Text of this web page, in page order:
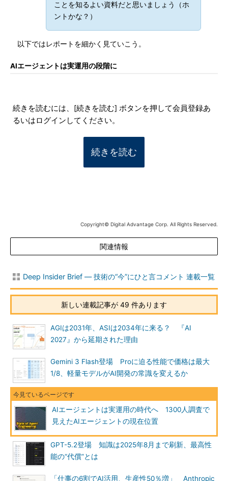
ことを知るよい資料だと思いましょう（ホ
ントかな？）
以下ではレポートを細かく見ていこう。
AIエージェントは実運用の段階に
続きを読むには、[続きを読む] ボタンを押して会員登録あ
るいはログインしてください。
続きを読む
Copyright© Digital Advantage Corp. All Rights Reserved.
関連情報
Deep Insider Brief ― 技術の“今”にひと言コメント 連載一覧
新しい連載記事が 49 件あります
AGIは2031年、ASIは2034年に来る？ 『AI
2027』から延期された理由
Gemini 3 Flash登場 Proに迫る性能で価格は最大
1/8、軽量モデルがAI開発の常識を変えるか
AIエージェントは実運用の時代へ 1300人調査で
見えたAIエージェントの現在位置
GPT-5.2登場 知識は2025年8月まで刷新、最高性
能の“代償”とは
「仕事の6割でAI活用、生産性50％増」 Anthropic